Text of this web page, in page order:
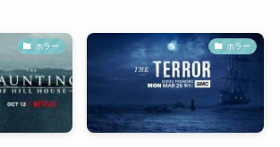
ホラー ホラー